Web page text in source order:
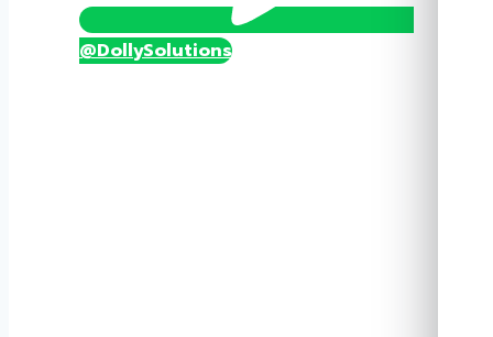
@DollySolutions